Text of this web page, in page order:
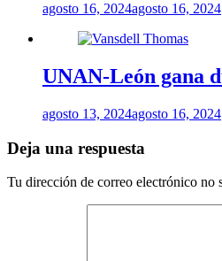
agosto 16, 2024agosto 16, 2024
UNAN-León gana
agosto 13, 2024agosto 16, 2024
Deja una respuesta
Tu dirección de correo electrónico no